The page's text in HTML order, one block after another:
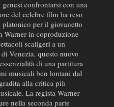
confrontarsi con una
del celebre film ha reso
per il giovanetto
Warner in coproduzione
scaligeri a un
Venezia, questo nuovo
di una partitura
musicali ben lontani dal
alla critica più
La regista Warner
nella seconda parte